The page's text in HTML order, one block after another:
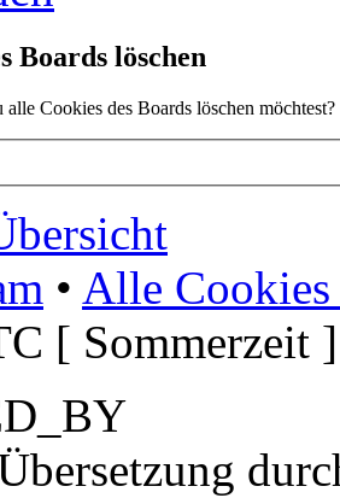
Boards löschen
Cookies des Boards löschen möchtest?
• Alle Cookies
[ Sommerzeit ]